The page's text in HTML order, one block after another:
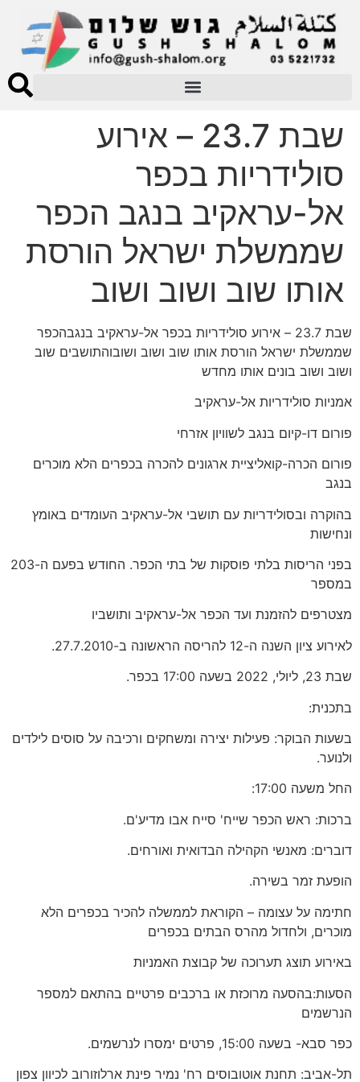
שבת 23.7 – אירוע
סולידריות בכפר
אל-עראקיב בנגב הכפר
שממשלת ישראל הורסת
אותו שוב ושוב ושוב
שבת 23.7 – אירוע סולידריות בכפר אל-עראקיב בנגבהכפר
שממשלת ישראל הורסת אותו שוב ושוב ושובוהתושבים שוב
ושוב ושוב בונים אותו מחדש
אמניות סולידריות אל-עראקיב
פורום דו-קיום בנגב לשוויון אזרחי
פורום הכרה-קואליציית ארגונים להכרה בכפרים הלא מוכרים
בנגב
בהוקרה ובסולידריות עם תושבי אל-עראקיב העומדים באומץ
ונחישות
בפני הריסות בלתי פוסקות של בתי הכפר. החודש בפעם ה-203
במספר
מצטרפים להזמנת ועד הכפר אל-עראקיב ותושביו
לאירוע ציון השנה ה-12 להריסה הראשונה ב-27.7.2010.
שבת 23, ליולי, 2022 בשעה 17:00 בכפר.
בתכנית:
בשעות הבוקר: פעילות יצירה ומשחקים ורכיבה על סוסים לילדים
ולנוער.
החל משעה 17:00:
ברכות: ראש הכפר שייח' סייח אבו מדיע'ם.
דוברים: מאנשי הקהילה הבדואית ואורחים.
הופעת זמר בשירה.
חתימה על עצומה – הקוראת לממשלה להכיר בכפרים הלא
מוכרים, ולחדול מהרס הבתים בכפרים
באירוע תוצג תערוכה של קבוצת האמניות
הסעות:בהסעה מרוכזת או ברכבים פרטיים בהתאם למספר
הנרשמים
כפר סבא- בשעה 15:00, פרטים ימסרו לנרשמים.
תל-אביב: תחנת אוטובוסים רח' נמיר פינת ארלוזורוב לכיוון צפון